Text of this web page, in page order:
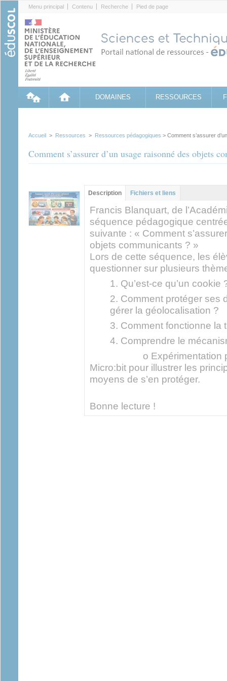
Menu principal Contenu Recherche Pied de page
DOMAINES RESSOURCES
Accueil > Ressources > Ressources pédagogiques > Comment s’assurer
Comment s’assurer d’un usage raisonné des objets
Contenu principal
Description (onglet
actif)
Fichiers et liens
Francis Blanquart, de
séquence pédagogique
suivante : « Comment
objets communicants ? »
Lors de cette séquence, les
questionner sur plusieurs
1. Qu’est-ce qu’un cookie
2. Comment protéger ses
gérer la géolocalisation ?
3. Comment fonctionne la
4. Comprendre le
o Expérimentation
Micro:bit pour illustrer les
moyens de s’en protéger.
Bonne lecture !